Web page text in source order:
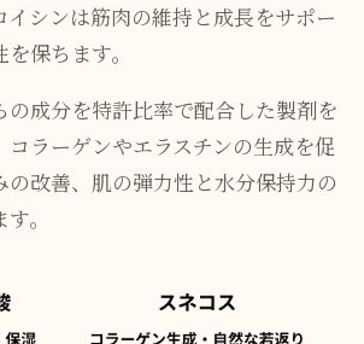
イシンは筋肉の維持と成長をサポー
保ちます。
の成分を特許比率で配合した製剤を
コラーゲンやエラスチンの生成を促
の改善、肌の弾力性と水分保持力の
。